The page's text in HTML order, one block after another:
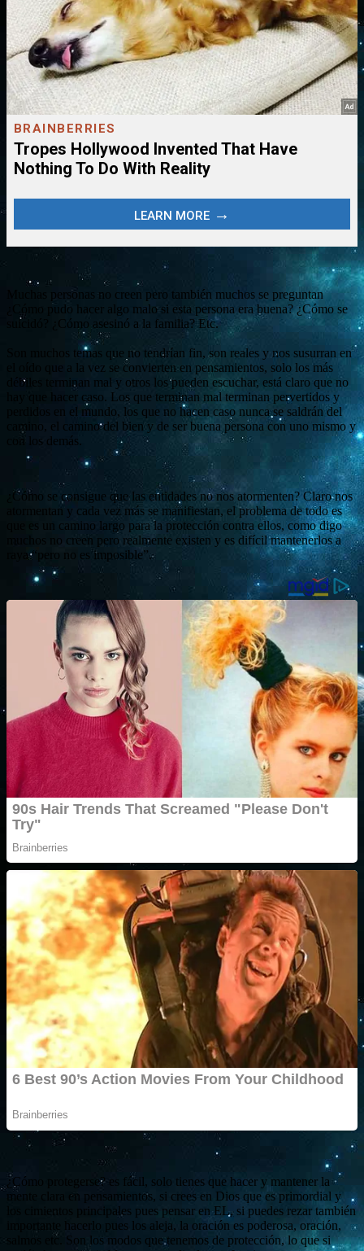
Muchas personas no creen pero también muchos se preguntan
¿Cómo pudo hacer algo malo si esta persona era buena? ¿Cómo se
suicidó? ¿Cómo asesinó a la familia? Etc.
Son muchos temas que no tendrían fin, son reales y nos susurran en
el oído que a la vez se convierten en pensamientos, solo los más
débiles terminan mal y otros los pueden escuchar, está claro que no
hay que hacer caso. Los que terminan mal terminan pervertidos y
perdidos en el mundo, los que no hacen caso nunca se saldrán del
camino, el camino del bien y de ser buena persona con uno mismo y
con los demás.
¿Cómo se consigue que las entidades no nos atormenten? Claro nos
atormentan y cada vez más se manifiestan, el problema de todo es
que es un camino largo para la protección contra ellos, como digo
muchos no creen pero realmente existen y es difícil mantenerlos a
raya “pero no es imposible”.
¿Cómo protegerse? es fácil, solo tienes que hacer y mantener la
mente clara en pensamientos, si crees en Dios que es primordial y
los cimientos principales pues pensar en EL, si puedes rezar también
importante hacerlo pues los aleja, la oración es poderosa, oración,
salmos etc. Son los modos que tenemos de protección, lo que si